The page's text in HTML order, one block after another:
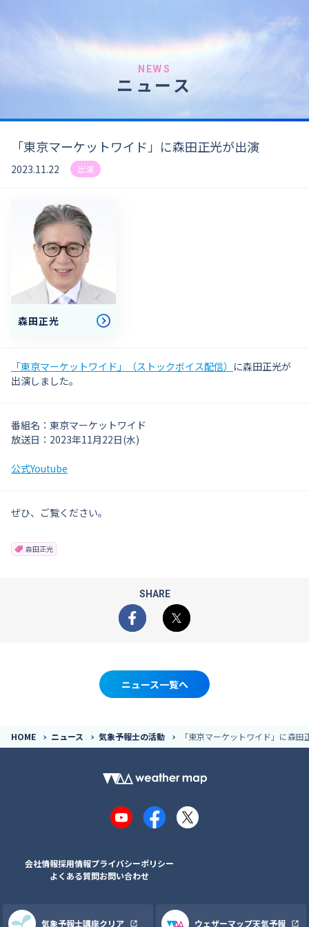
NEWS
ニュース
「東京マーケットワイド」に森田正光が出演
2023.11.22 出演
森田正光
「東京マーケットワイド」（ストックボイス配信） に森田正光が
出演しました。
番組名：東京マーケットワイド
放送日：2023年11月22日(水)
公式Youtube
ぜひ、ご覧ください。
森田正光
SHARE
Facebook
X
ニュース一覧へ
HOME ニュース 気象予報士の活動 「東京マーケットワイド」に森田
YouTubeFacebook
X
会社情報採用情報プライバシーポリシー
よくある質問お問い合わせ
気象予報士講座クリア ウェザーマップ天気予報